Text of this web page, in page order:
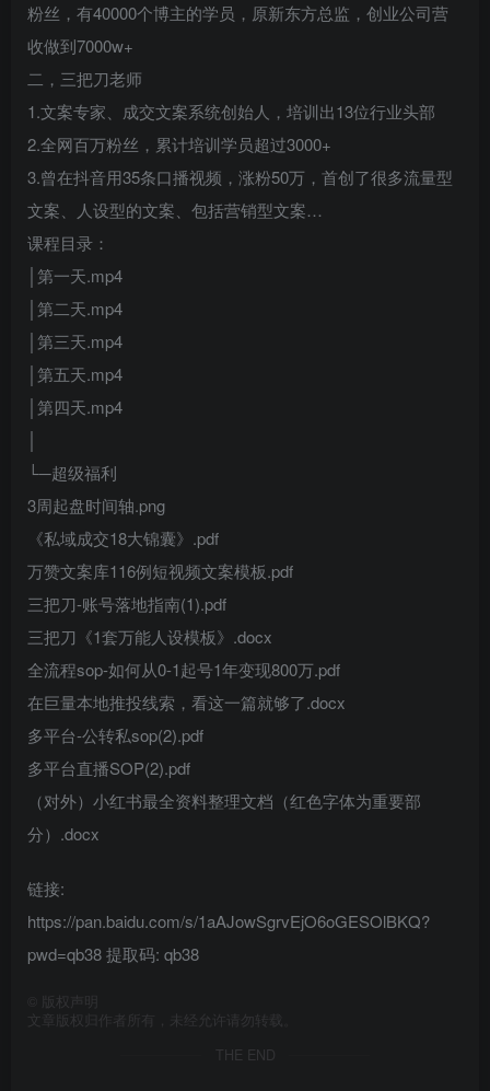
粉丝，有40000个博主的学员，原新东方总监，创业公司营
收做到7000w+
二，三把刀老师
1.文案专家、成交文案系统创始人，培训出13位行业头部
2.全网百万粉丝，累计培训学员超过3000+
3.曾在抖音用35条口播视频，涨粉50万，首创了很多流量型
文案、人设型的文案、包括营销型文案…
课程目录：
│第一天.mp4
│第二天.mp4
│第三天.mp4
│第五天.mp4
│第四天.mp4
└─超级福利
3周起盘时间轴.png
《私域成交18大锦囊》.pdf
万赞文案库116例短视频文案模板.pdf
三把刀-账号落地指南(1).pdf
三把刀《1套万能人设模板》.docx
全流程sop-如何从0-1起号1年变现800万.pdf
在巨量本地推投线索，看这一篇就够了.docx
多平台-公转私sop(2).pdf
多平台直播SOP(2).pdf
（对外）小红书最全资料整理文档（红色字体为重要部
分）.docx
链接:
https://pan.baidu.com/s/1aAJowSgrvEjO6oGESOlBKQ?
pwd=qb38 提取码: qb38
版权声明
文章版权归作者所有，未经允许请勿转载。
THE END